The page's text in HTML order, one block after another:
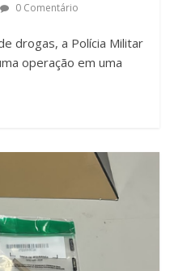
0 Comentário
drogas, a Polícia Militar
operação em uma